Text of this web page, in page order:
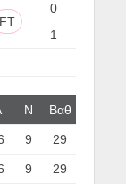
0
FT
1
N Βαθ
9 29
9 29